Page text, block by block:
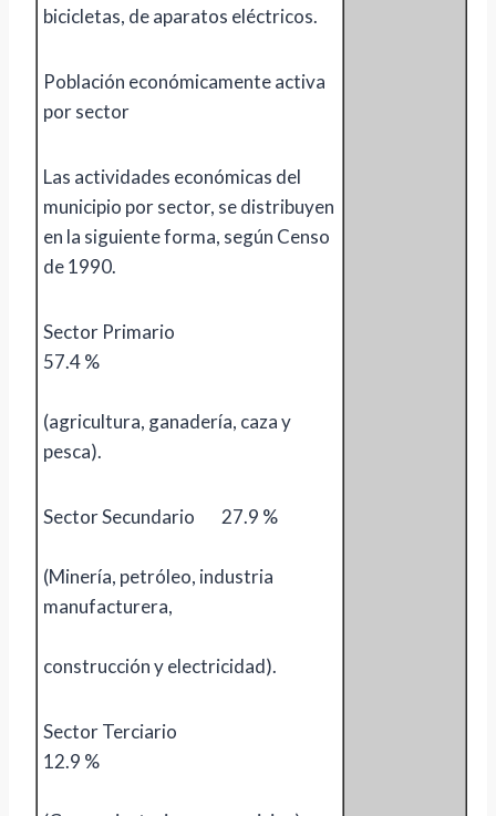
bicicletas, de aparatos eléctricos.
Población económicamente activa
por sector
Las actividades económicas del
municipio por sector, se distribuyen
en la siguiente forma, según Censo
de 1990.
Sector Primario
57.4 %
(agricultura, ganadería, caza y
pesca).
Sector Secundario 27.9 %
(Minería, petróleo, industria
manufacturera,
construcción y electricidad).
Sector Terciario
12.9 %